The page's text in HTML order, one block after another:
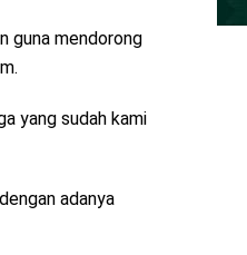
guna mendorong
yang sudah kami
adanya